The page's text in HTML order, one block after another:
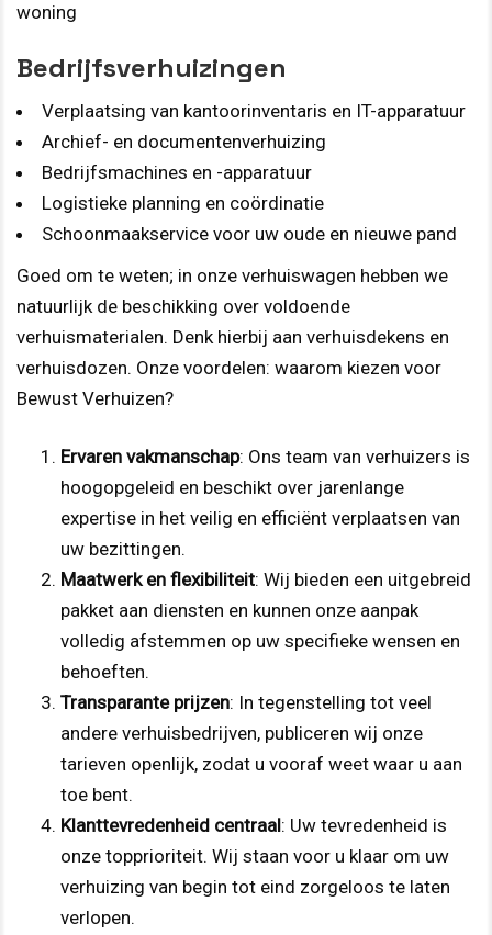
woning
Bedrijfsverhuizingen
Verplaatsing van kantoorinventaris en IT-apparatuur
Archief- en documentenverhuizing
Bedrijfsmachines en -apparatuur
Logistieke planning en coördinatie
Schoonmaakservice voor uw oude en nieuwe pand
Goed om te weten; in onze verhuiswagen hebben we
natuurlijk de beschikking over voldoende
verhuismaterialen. Denk hierbij aan verhuisdekens en
verhuisdozen. Onze voordelen: waarom kiezen voor
Bewust Verhuizen?
Ervaren vakmanschap: Ons team van verhuizers is
hoogopgeleid en beschikt over jarenlange
expertise in het veilig en efficiënt verplaatsen van
uw bezittingen.
Maatwerk en flexibiliteit: Wij bieden een uitgebreid
pakket aan diensten en kunnen onze aanpak
volledig afstemmen op uw specifieke wensen en
behoeften.
Transparante prijzen: In tegenstelling tot veel
andere verhuisbedrijven, publiceren wij onze
tarieven openlijk, zodat u vooraf weet waar u aan
toe bent.
Klanttevredenheid centraal: Uw tevredenheid is
onze topprioriteit. Wij staan voor u klaar om uw
verhuizing van begin tot eind zorgeloos te laten
verlopen.